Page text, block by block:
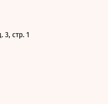
3, стр. 1